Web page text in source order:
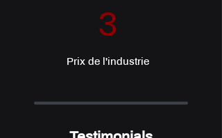
3
Prix de l'industrie